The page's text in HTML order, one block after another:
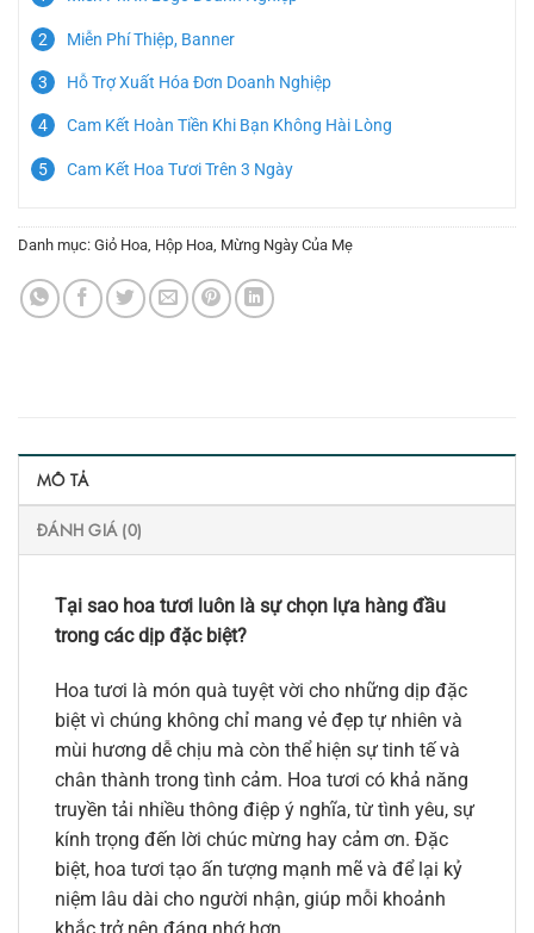
Miễn Phí Thiệp, Banner
Hỗ Trợ Xuất Hóa Đơn Doanh Nghiệp
Cam Kết Hoàn Tiền Khi Bạn Không Hài Lòng
Cam Kết Hoa Tươi Trên 3 Ngày
Danh mục: Giỏ Hoa, Hộp Hoa, Mừng Ngày Của Mẹ
MÔ TẢ
ĐÁNH GIÁ (0)
Tại sao hoa tươi luôn là sự chọn lựa hàng đầu
trong các dịp đặc biệt?
Hoa tươi là món quà tuyệt vời cho những dịp đặc
biệt vì chúng không chỉ mang vẻ đẹp tự nhiên và
mùi hương dễ chịu mà còn thể hiện sự tinh tế và
chân thành trong tình cảm. Hoa tươi có khả năng
truyền tải nhiều thông điệp ý nghĩa, từ tình yêu, sự
kính trọng đến lời chúc mừng hay cảm ơn. Đặc
biệt, hoa tươi tạo ấn tượng mạnh mẽ và để lại kỷ
niệm lâu dài cho người nhận, giúp mỗi khoảnh